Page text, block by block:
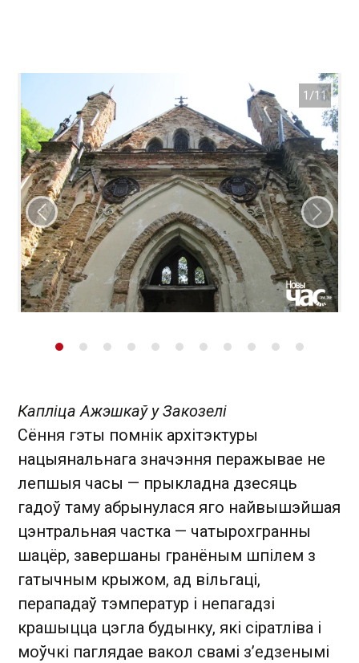
Папярэдні слайд
Капліца Ажэшкаў у Закозелі
Сёння гэты помнік архітэктуры
нацыянальнага значэння перажывае не
лепшыя часы — прыкладна дзесяць
гадоў таму абрынулася яго найвышэйшая
цэнтральная частка — чатырохгранны
шацёр, завершаны гранёным шпілем з
гатычным крыжом, ад вільгаці,
перападаў тэмператур і непагадзі
крашыцца цэгла будынку, які сіратліва і
моўчкі паглядае вакол свамі з’едзенымі